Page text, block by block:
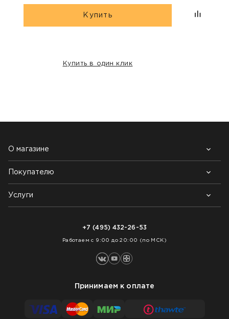
Купить
Купить в один клик
О магазине
Почему выбирают нас
Контакты
Блог
Покупателю
Возврат товара
Как заказать
Услуги
+7 (495) 432-26-53
Работаем с 9:00 до 20:00 (по МСК)
Принимаем к оплате